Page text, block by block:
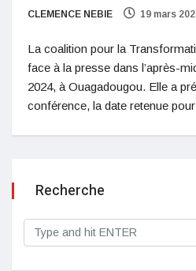
CLEMENCE NEBIE 19 mars
La coalition pour la
face à la presse dans l’après-
2024, à Ouagadougou. Elle a
conférence, la date retenue
Recherche